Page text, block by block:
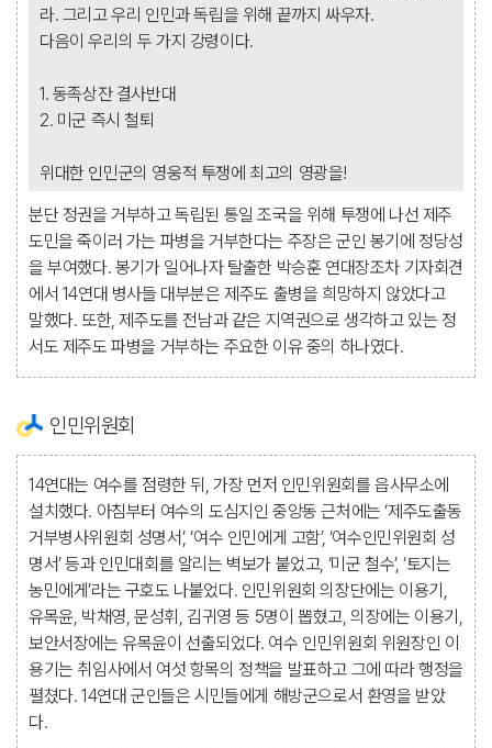
라. 그리고 우리 인민과 독립을 위해 끝까지 싸우자.
다음이 우리의 두 가지 강령이다.
1. 동족상잔 결사반대
2. 미군 즉시 철퇴
위대한 인민군의 영웅적 투쟁에 최고의 영광을!
분단 정권을 거부하고 독립된 통일 조국을 위해 투쟁에 나선 제주
도민을 죽이러 가는 파병을 거부한다는 주장은 군인 봉기에 정당성
을 부여했다. 봉기가 일어나자 탈출한 박승훈 연대장조차 기자회견
에서 14연대 병사들 대부분은 제주도 출병을 희망하지 않았다고
말했다. 또한, 제주도를 전남과 같은 지역권으로 생각하고 있는 정
서도 제주도 파병을 거부하는 주요한 이유 중의 하나였다.
인민위원회
14연대는 여수를 점령한 뒤, 가장 먼저 인민위원회를 읍사무소에
설치했다. 아침부터 여수의 도심지인 중앙동 근처에는 ‘제주도출동
거부병사위원회 성명서’, ‘여수 인민에게 고함’, ‘여수인민위원회 성
명서’ 등과 인민대회를 알리는 벽보가 붙었고, ‘미군 철수’, ‘토지는
농민에게’라는 구호도 나붙었다. 인민위원회 의장단에는 이용기,
유목윤, 박채영, 문성휘, 김귀영 등 5명이 뽑혔고, 의장에는 이용기,
보안서장에는 유목윤이 선출되었다. 여수 인민위원회 위원장인 이
용기는 취임사에서 여섯 항목의 정책을 발표하고 그에 따라 행정을
펼쳤다. 14연대 군인들은 시민들에게 해방군으로서 환영을 받았
다.